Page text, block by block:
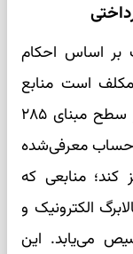
بر اساس احکام
مرکزی مکلف است منابع
مازاد ناشی از اختلاف نرخ تسعیر ارز (از سطح مبنای ۲۸۵
به حساب معرفی‌شده
کند؛ منابعی که
الکترونیک و
می‌یابد. این